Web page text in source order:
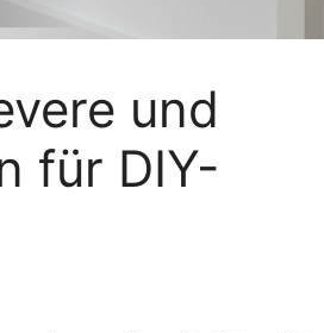
und
für DIY-